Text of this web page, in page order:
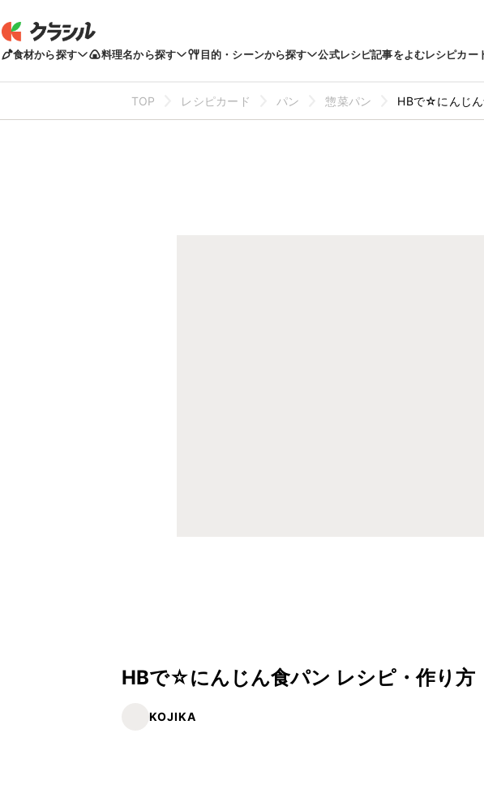
食材から探す 料理名から探す 目的・シーンから探す 公式レシピ記事をよむレシピカー
TOP レシピカード パン 惣菜パン HBで☆にんじ
HBで☆にんじん食パン レシピ・作り方
KOJIKA